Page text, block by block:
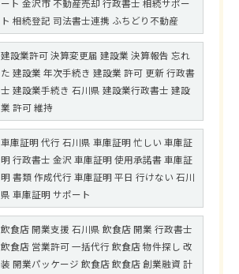
ート 金沢市 不動産売却 行政書士 相続サポー
ト 相続登記 司法書士連携 ふちどり不動産
建設業許可 決算変更届 建設業 決算報告 忘れ
た 建設業 年次手続き 建設業 許可 更新 行政書
士 建設業手続き 石川県 建設業行政書士 建設
業 許可 維持
車庫証明 代行 石川県 車庫証明 忙しい 車庫証
明 行政書士 金沢 車庫証明 使用承諾書 車庫証
明 書類 作成代行 車庫証明 平日 行けない 石川
県 車庫証明 サポート
飲食店 開業支援 石川県 飲食店 開業 行政書士
飲食店 営業許可 一括代行 飲食店 物件探し 改
装 開業パッケージ 飲食店 飲食店 創業融資 計